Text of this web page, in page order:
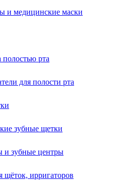
и медицинские маски
полостью рта
для полости рта
зубные щетки
и зубные центры
щёток, ирригаторов